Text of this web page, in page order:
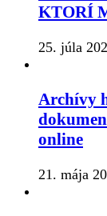
KTORÍ
25. júla
Archívy
online
21. mája